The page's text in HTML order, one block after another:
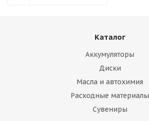
Каталог
Аккумуляторы
Диски
Масла и автохимия
Расходные материалы
Сувениры